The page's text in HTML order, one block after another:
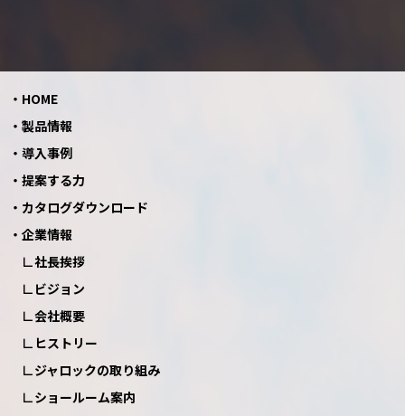
HOME
製品情報
導入事例
提案する力
カタログダウンロード
企業情報
社長挨拶
ビジョン
会社概要
ヒストリー
ジャロックの取り組み
ショールーム案内